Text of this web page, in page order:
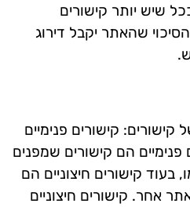
שיש יותר קישורים
שהאתר יקבל דירוג
קישורים: קישורים פנימיים
פנימיים הם קישורים שמפנים
בעוד קישורים חיצוניים הם
אחר. קישורים חיצוניים